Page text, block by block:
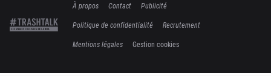
À propos Contact
Publicité
Politique de confidentialité
Recrutement
Mentions légales
Gestion cookies